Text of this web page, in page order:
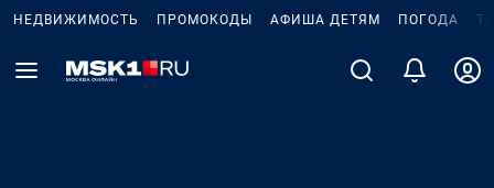
НЕДВИЖИМОСТЬ ПРОМОКОДЫ АФИША ДЕТЯМ ПОГОДА